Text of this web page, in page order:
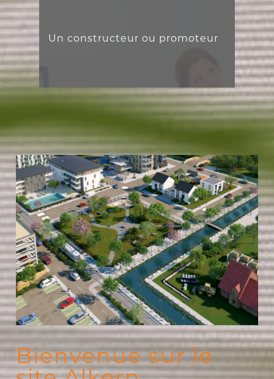
Un constructeur ou promoteur
Bienvenue sur le